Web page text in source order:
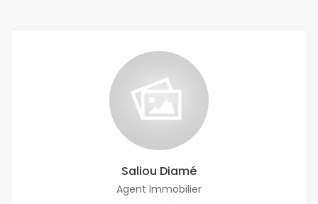
Saliou Diamé
Agent Immobilier